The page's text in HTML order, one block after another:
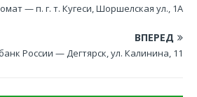
— п. г. т. Кугеси, Шоршелская ул., 1А
ВПЕРЕД
России — Дегтярск, ул. Калинина, 11